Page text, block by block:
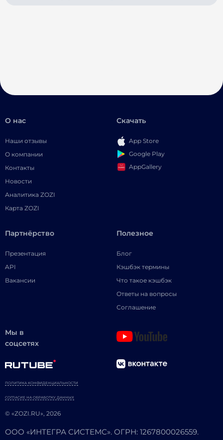
О нас
Наши отзывы
О компании
Контакты
Новости
Аналитика ZOZI
Карта ZOZI
Скачать
App Store
Google Play
AppGallery
Партнёрство
Презентация
API
Вакансии
Полезное
Блог
Кэшбэк термины
Что такое кэшбэк
Ответы на вопросы
Соглашение
Мы в
соцсетях
© «ZOZI.RU», 2026
ПОЛИТИКА КОНФИДЕНЦИАЛЬНОСТИ
СОГЛАСИЕ НА ОБРАБОТКУ ДАННЫХ
ООО «ИНТЕГРА СИСТЕМС». ОГРН: 1267800026559.